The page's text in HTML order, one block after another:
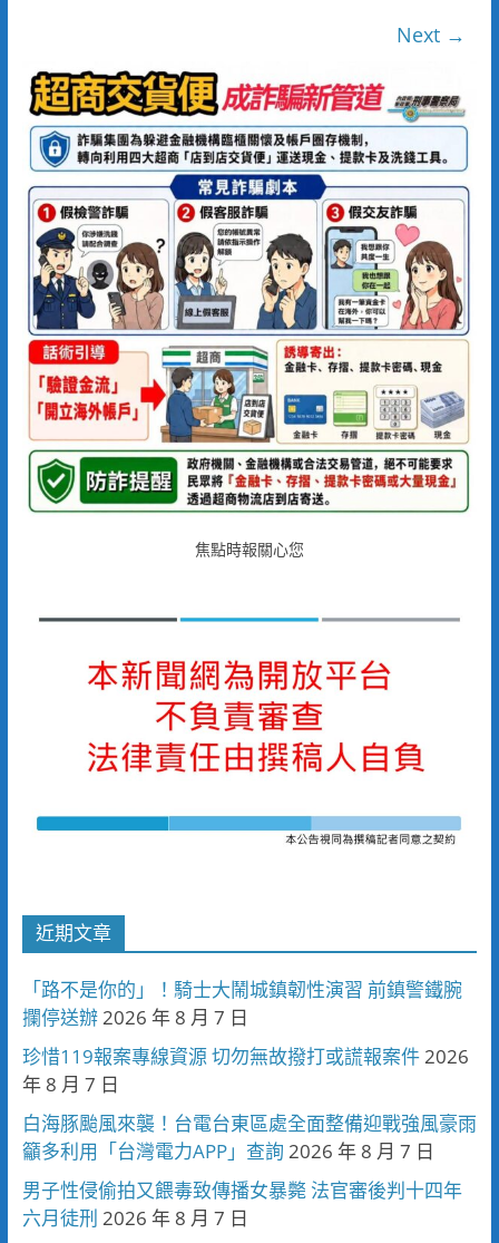
Next →
焦點時報關心您
近期文章
「路不是你的」！騎士大鬧城鎮韌性演習 前鎮警鐵腕
攔停送辦2026 年 8 月 7 日
珍惜119報案專線資源 切勿無故撥打或謊報案件2026
年 8 月 7 日
白海豚颱風來襲！台電台東區處全面整備迎戰強風豪雨
籲多利用「台灣電力APP」查詢 2026 年 8 月 7 日
男子性侵偷拍又餵毒致傳播女暴斃 法官審後判十四年
六月徒刑 2026 年 8 月 7 日